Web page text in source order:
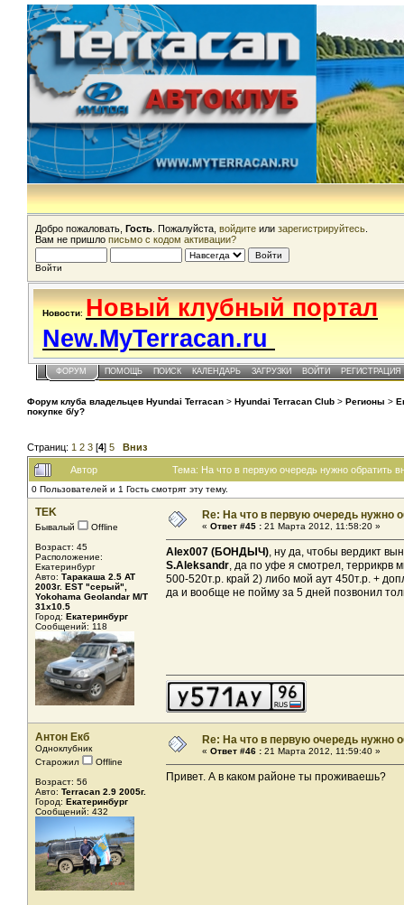
Добро пожаловать, Гость . Пожалуйста, войдите или зарегистрируйтесь
Вам не пришло письмо с кодом активации?
Войти
Новости: Новый клубный портал
New.MyTerracan.ru
ФОРУМ ПОМОЩЬ ПОИСК КАЛЕНДАРЬ ЗАГРУЗКИ ВОЙТИ РЕГИСТРАЦИЯ
Форум клуба владельцев Hyundai Terracan > Hyundai Terracan Club > Регионы >
покупке б/у?
Страниц: 1 2 3 [4] 5 Вниз
Автор Тема: На что в первую очередь нужно обратить
0 Пользователей и 1 Гость смотрят эту тему.
TEK
Бывалый
Offline
Возраст: 45
Расположение:
Екатеринбург
Авто: Таракаша 2.5 AT
2003г. EST "серый",
Yokohama Geolandar M/T
31x10.5
Город: Екатеринбург
Сообщений: 118
Re: На что в первую очередь нужно
« Ответ #45 : 21 Марта 2012, 11:58:20 »
Alex007 (БОНДЫЧ), ну да, чтобы вердикт
S.Aleksandr, да по уфе я смотрел, террикрв
500-520т.р. край 2) либо мой аут 450т.р. +
да и вообще не пойму за 5 дней позвонил
Антон Екб
Одноклубник
Старожил
Offline
Возраст: 56
Авто: Terracan 2.9 2005г.
Город: Екатеринбург
Сообщений: 432
Re: На что в первую очередь нужно
« Ответ #46 : 21 Марта 2012, 11:59:40 »
Привет. А в каком районе ты проживаешь?